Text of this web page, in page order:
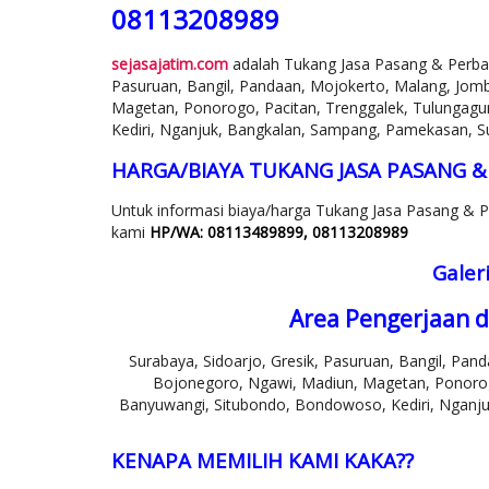
08113208989
sejasajatim.com adalah Tukang Jasa Pasang &
Pasuruan, Bangil, Pandaan, Mojokerto, Malang,
Magetan, Ponorogo, Pacitan, Trenggalek,
Kediri, Nganjuk, Bangkalan, Sampang, Pamekasan,
HARGA/BIAYA TUKANG JASA PASANG
Untuk informasi biaya/harga Tukang Jasa Pasang &
kami HP/WA: 08113489899, 08113208989
Area Pengerjaan
Surabaya, Sidoarjo, Gresik, Pasuruan, Bangil,
Bojonegoro, Ngawi, Madiun, Magetan,
Banyuwangi, Situbondo, Bondowoso, Kediri,
KENAPA MEMILIH KAMI KAKA??